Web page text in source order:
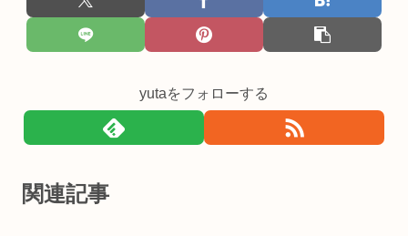
yutaをフォローする
関連記事